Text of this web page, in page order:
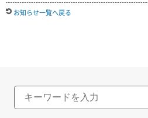
お知らせ一覧へ戻る